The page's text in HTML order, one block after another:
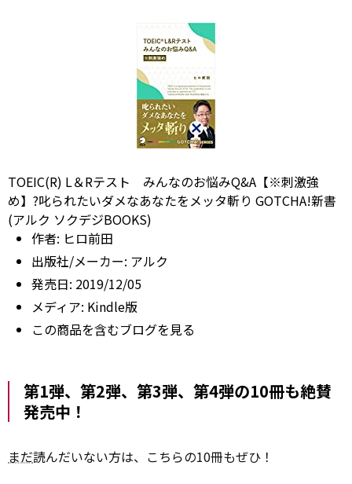
TOEIC(R) L＆Rテスト みんなのお悩みQ&A【※刺激強
め】?叱られたいダメなあなたをメッタ斬り GOTCHA!新書
(アルク ソクデジBOOKS)
作者: ヒロ前田
出版社/メーカー: アルク
発売日: 2019/12/05
メディア: Kindle版
この商品を含むブログを見る
第1弾、第2弾、第3弾、第4弾の10冊も絶賛
発売中！
まだ読んだいない方は、こちらの10冊もぜひ！